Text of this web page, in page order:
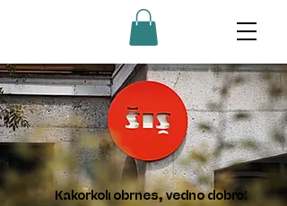
Kakorkoli obrneš, vedno dobro!